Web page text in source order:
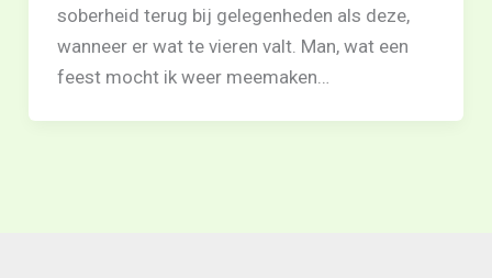
soberheid terug bij gelegenheden als deze,
wanneer er wat te vieren valt. Man, wat een
feest mocht ik weer meemaken…